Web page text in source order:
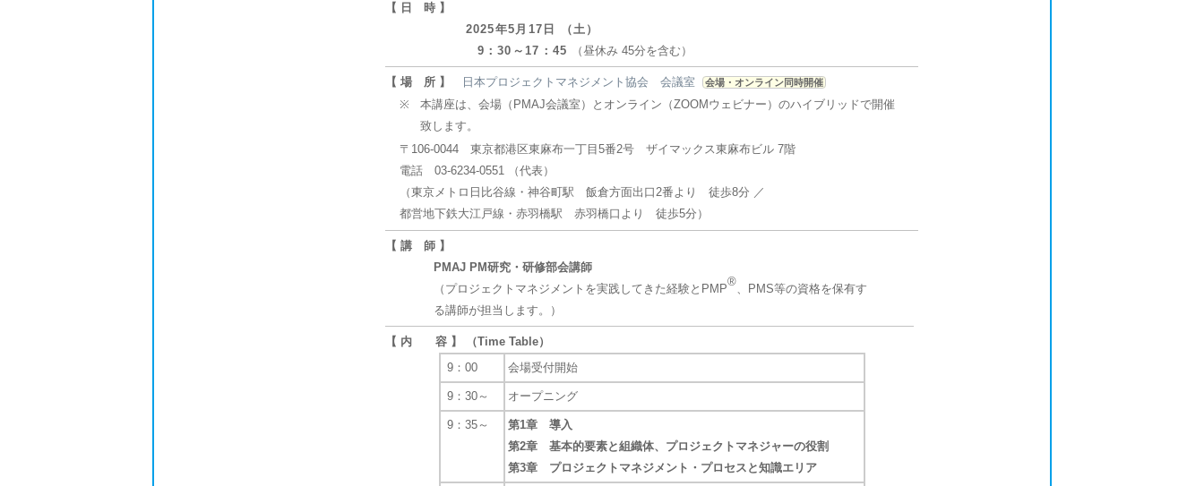
【 日 時 】
2025年5月17日 （土）
9：30～17：45 （昼休み 45分を含む）
【 場 所 】 日本プロジェクトマネジメント協会 会議室 会場・オンライン同時開催
※
本講座は、会場（PMAJ会議室）とオンライン（ZOOMウェビナー）のハイブリッドで開催
致します。
〒106-0044 東京都港区東麻布一丁目5番2号 ザイマックス東麻布ビル 7階
電話 03-6234-0551 （代表）
（東京メトロ日比谷線・神谷町駅 飯倉方面出口2番より 徒歩8分 ／
都営地下鉄大江戸線・赤羽橋駅 赤羽橋口より 徒歩5分）
【 講 師 】
PMAJ PM研究・研修部会講師
（プロジェクトマネジメントを実践してきた経験とPMP
®
、PMS等の資格を保有す
る講師が担当します。）
【 内 容 】 （Time Table）
9：00
会場受付開始
9：30～ オープニング
9：35～
第1章 導入
第2章 基本的要素と組織体、プロジェクトマネジャーの役割
第3章 プロジェクトマネジメント・プロセスと知識エリア